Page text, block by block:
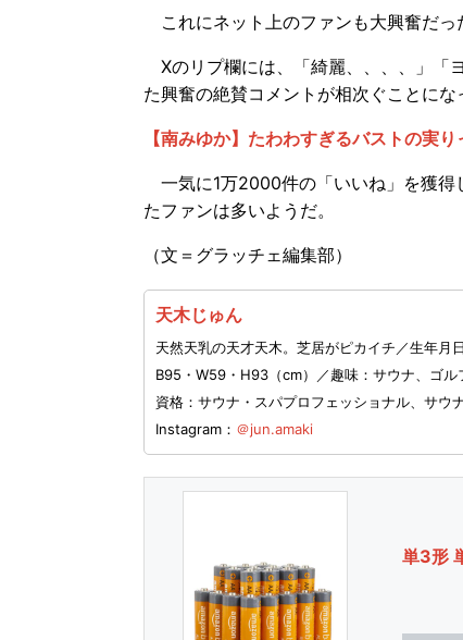
これにネット上のファンも大興奮だっ
Xのリプ欄には、「綺麗、、、、」「
た興奮の絶賛コメントが相次ぐことにな
【南みゆか】たわわすぎるバストの実り
一気に1万2000件の「いいね」を獲得
たファンは多いようだ。
（文＝グラッチェ編集部）
天木じゅん
天然天乳の天才天木。芝居がピカイチ／生年月
B95・W59・H93（cm）／趣味：サウナ、ゴ
資格：サウナ・スパプロフェッショナル、サウ
Instagram： ＠jun.amaki
単3形